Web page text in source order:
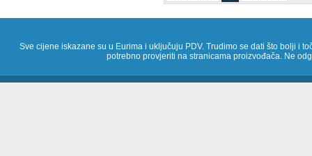
Sve cijene iskazane su u Eurima i uključuju PDV. Trudimo se dati što bolji i
potrebno provjeriti na stranicama proizvođača. Ne